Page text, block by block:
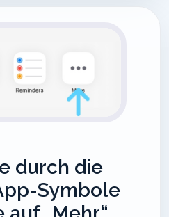
durch die
Symbole